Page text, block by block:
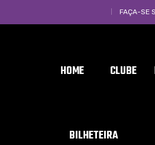
FAÇA-SE
HOME CLUBE
BILHETEIRA